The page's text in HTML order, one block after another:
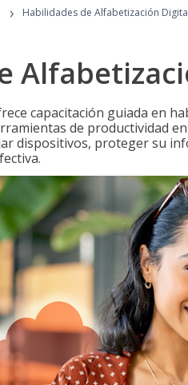
› Habilidades de Alfabetización
capacitación guiada en
de productividad
dispositivos, proteger su